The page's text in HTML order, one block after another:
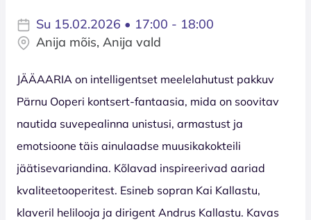
Su 15.02.2026 • 17:00 - 18:00
Anija mõis, Anija vald
JÄÄAARIA on intelligentset meelelahutust pakkuv
Pärnu Ooperi kontsert-fantaasia, mida on soovitav
nautida suvepealinna unistusi, armastust ja
emotsioone täis ainulaadse muusikakokteili
jäätisevariandina. Kõlavad inspireerivad aariad
kvaliteetooperitest. Esineb sopran Kai Kallastu,
klaveril helilooja ja dirigent Andrus Kallastu. Kavas